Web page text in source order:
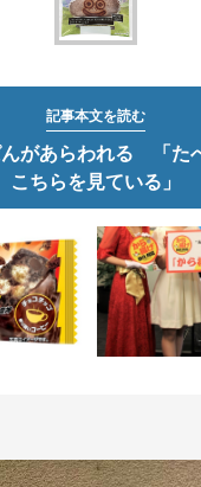
記事本文を読む
があらわれる 「た
こちらを見ている」